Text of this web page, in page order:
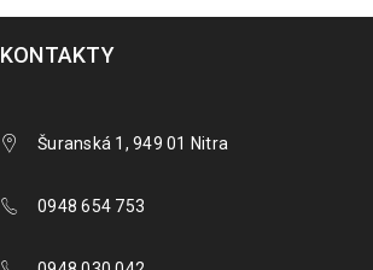
KONTAKTY
Šuranská 1, 949 01 Nitra
0948 654 753